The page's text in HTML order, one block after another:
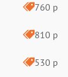
760 р
810 р
530 р